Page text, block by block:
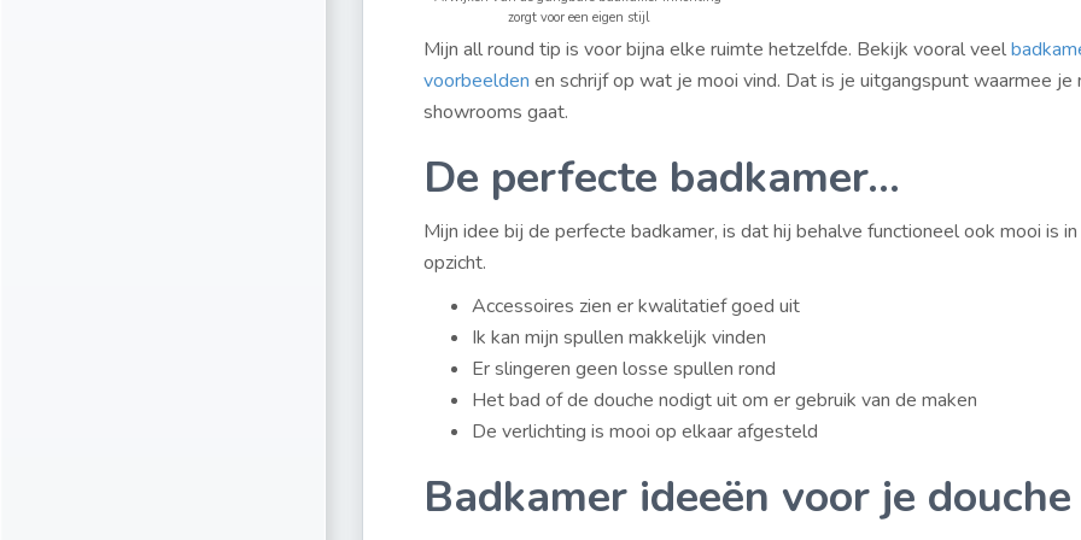
zorgt voor een eigen stijl
Mijn all round tip is voor bijna elke ruimte hetzelfde. Bekijk vooral veel
voorbeelden en schrijf op wat je mooi vind. Dat is je uitgangspunt waarmee je
showrooms gaat.
De perfecte badkamer…
Mijn idee bij de perfecte badkamer, is dat hij behalve functioneel ook mooi is
opzicht.
Accessoires zien er kwalitatief goed uit
Ik kan mijn spullen makkelijk vinden
Er slingeren geen losse spullen rond
Het bad of de douche nodigt uit om er gebruik van de maken
De verlichting is mooi op elkaar afgesteld
Badkamer ideeën voor je douche